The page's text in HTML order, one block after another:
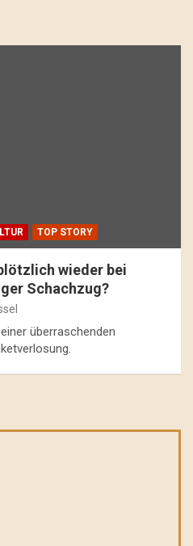
TOP STORY
wieder bei
Schachzug?
überraschenden